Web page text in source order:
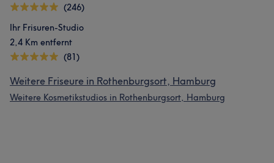
(246)
Ihr Frisuren-Studio
2,4 Km entfernt
(81)
Weitere Friseure in Rothenburgsort, Hamburg
Weitere Kosmetikstudios in Rothenburgsort, Hamburg